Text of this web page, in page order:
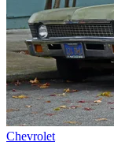
Chevrolet